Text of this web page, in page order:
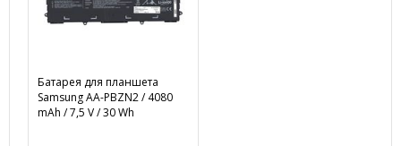
Батарея для планшета
Samsung AA-PBZN2 / 4080
mAh / 7,5 V / 30 Wh